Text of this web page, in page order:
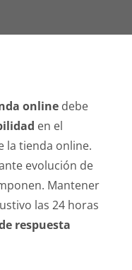
onlinedebe
en el
la tienda online.
evolución de
Mantener
las 24 horas
respuesta